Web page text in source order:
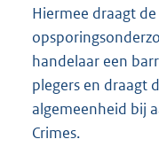
Hiermee draagt
handelaar een
plegers en draagt
algemeenheid bij
Crimes.